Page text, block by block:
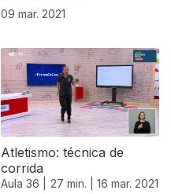
09 mar. 2021
Atletismo: técnica de
corrida
Aula 36 | 27 min. | 16 mar. 2021